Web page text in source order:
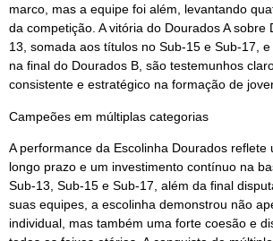
marco, mas a equipe foi além, levantando
da competição. A vitória do Dourados A sobre
13, somada aos títulos no Sub-15 e Sub-17,
na final do Dourados B, são testemunhos
consistente e estratégico na formação de
Campeões em múltiplas categorias
A performance da Escolinha Dourados reflete
longo prazo e um investimento contínuo na
Sub-13, Sub-15 e Sub-17, além da final
suas equipes, a escolinha demonstrou não
individual, mas também uma forte coesão e